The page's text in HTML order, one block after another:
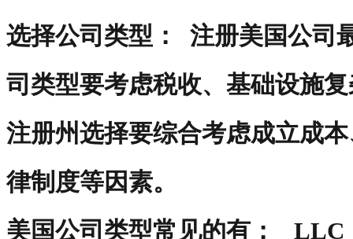
选择公司类型： 注册美国公司
司类型要考虑税收、基础设施
注册州选择要综合考虑成立成
律制度等因素。
美国公司类型常见的有： LLC